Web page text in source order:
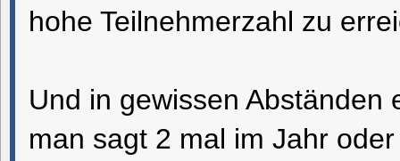
hohe Teilnehmerzahl zu
Und in gewissen Abständen
man sagt 2 mal im Jahr